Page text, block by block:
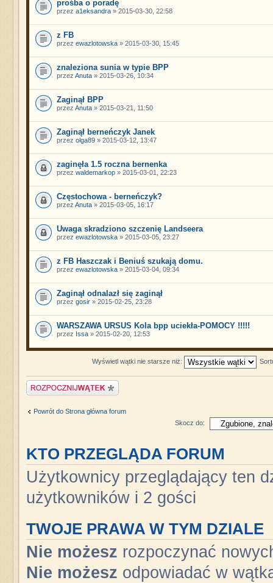
prośba o poradę
przez a1eksandra» 2015-03-30, 22:58
z FB
przez ewazlotowska» 2015-03-30, 15:45
znaleziona sunia w typie BPP
przez Anuta» 2015-03-26, 10:34
Zaginął BPP
przez Anuta» 2015-03-21, 11:50
Zaginął berneńczyk Janek
przez olga89» 2015-03-12, 13:47
zaginęła 1.5 roczna bernenka
przez waldemarkop» 2015-03-01, 22:23
Częstochowa - berneńczyk?
przez Anuta» 2015-03-05, 16:17
Uwaga skradziono szczenię Landseera
przez ewazlotowska» 2015-03-05, 23:27
z FB Haszczak i Beniuś szukają domu.
przez ewazlotowska» 2015-03-04, 09:34
Zaginął odnalazł się zaginął
przez gosir» 2015-02-25, 23:28
WARSZAWA URSUS Kola bpp uciekła-POMOCY !!!!!
przez Issa» 2015-02-20, 12:53
Wyświetl wątki nie starsze niż:
Napisz wątek
Powrót do Strona główna forum
Skocz do:
KTO PRZEGLĄDA FORUM
Użytkownicy przeglądający ten
użytkowników i 2 gości
TWOJE PRAWA W TYM DZIALE
Nie możesz rozpoczynać
Nie możesz odpowiadać w